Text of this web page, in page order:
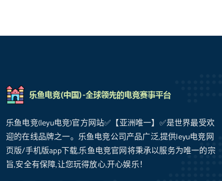
乐鱼电竞(leyu电竞)官方网站✅【亚洲唯一】✅是世界最受欢
迎的在线品牌之一。乐鱼电竞公司产品广泛,提供leyu电竞网
页版/手机版app下载,乐鱼电竞官网将秉承以服务为唯一的宗
旨,安全有保障,让您玩得放心,开心娱乐！